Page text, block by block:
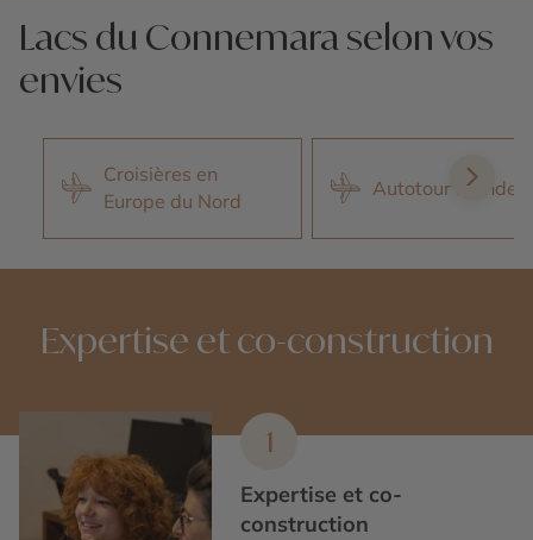
Lacs du Connemara selon vos
envies
Croisières en
Europe du Nord
Autotour Irlande
Expertise et co-construction
1
Expertise et co-
construction